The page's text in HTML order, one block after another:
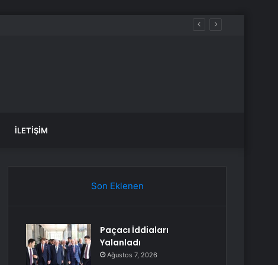
İLETIŞIM
Son Eklenen
Paçacı İddiaları
Yalanladı
Ağustos 7, 2026